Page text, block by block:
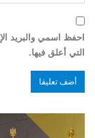
احفظ اسمي والبريد
التي أعلق فيها.